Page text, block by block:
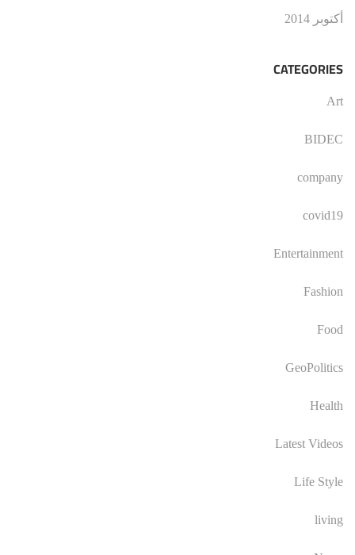
أكتوبر 2014
CATEGORIES
Art
BIDEC
company
covid19
Entertainment
Fashion
Food
GeoPolitics
Health
Latest Videos
Life Style
living